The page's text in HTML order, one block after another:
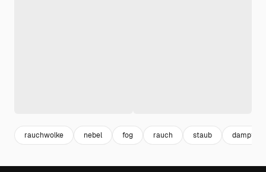
rauchwolke nebel fog rauch staub dampf